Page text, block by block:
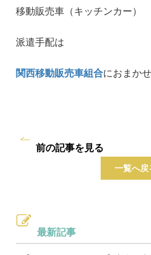
移動販売車（キッチンカー）
派遣手配は
関西移動販売車組合におまかせ
前の記事を見る
一覧へ戻
最新記事